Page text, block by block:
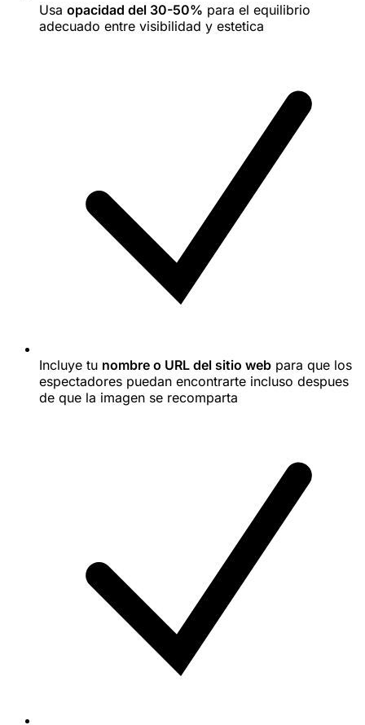
Usa opacidad del 30-50% para el equilibrio
adecuado entre visibilidad y estetica
Incluye tu nombre o URL del sitio web para que los
espectadores puedan encontrarte incluso despues
de que la imagen se recomparta